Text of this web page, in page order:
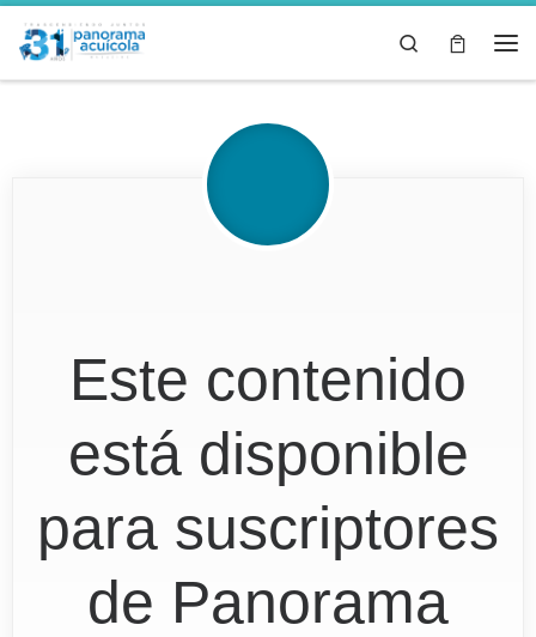
Skip to content Search
Este contenido
está disponible
para suscriptores
de Panorama